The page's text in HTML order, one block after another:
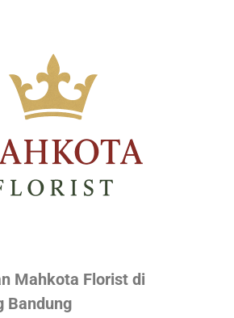
Mahkota Florist di
Bandung